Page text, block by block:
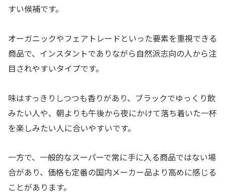
すい候補です。
オーガニックやフェアトレードといった要素を重視できる
商品で、インスタントでありながら自然派志向の人から注
目されやすいタイプです。
味はすっきりしつつも香りがあり、ブラックでゆっくり飲
みたい人や、朝よりも午後から夜にかけて落ち着いた一杯
を楽しみたい人に合いやすいです。
一方で、一般的なスーパーで常に手に入る商品ではない場
合があり、価格も定番の国内メーカー品より高めに感じる
ことがあります。